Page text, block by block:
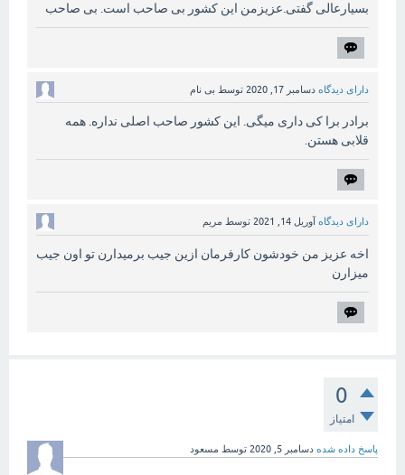
بسیارعالی گفتی.عزیزمن این کشور بی صاحب است. بی صاحب
دارای دیدگاه دسامبر 17, 2020 توسط بی نام
برادر برا کی داری میگی. این کشور صاحب اصلی نداره. همه
قلابی هستن.
دارای دیدگاه آوریل 14, 2021 توسط مریم
اخه عزیز من خودشون کارفرمان ازین جیب برمیدارن تو اون جیب
میزارن
0
امتیاز
پاسخ داده شده دسامبر 5, 2020 توسط مسعود